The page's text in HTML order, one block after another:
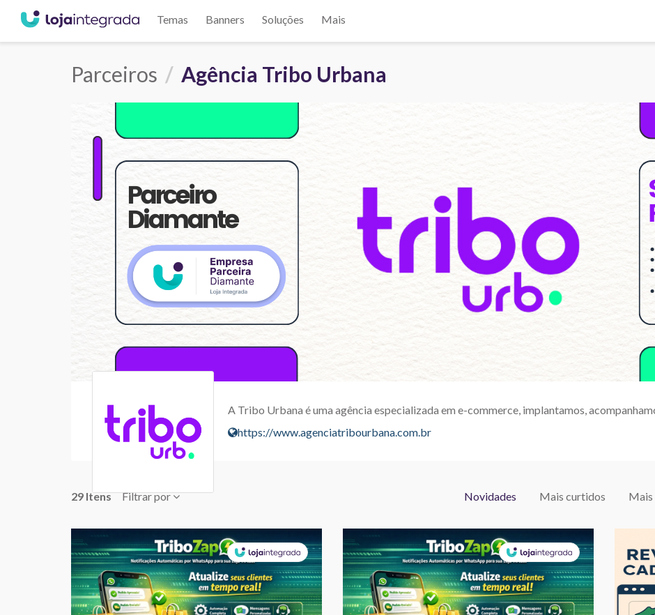
Temas Banners Soluções Mais
Parceiros Agência Tribo Urbana
A Tribo Urbana é uma agência especializada em e-commerce, implantamos,
https://www.agenciatribourbana.com.br
29 Itens Filtrar por Novidades Mais curtidos Mais